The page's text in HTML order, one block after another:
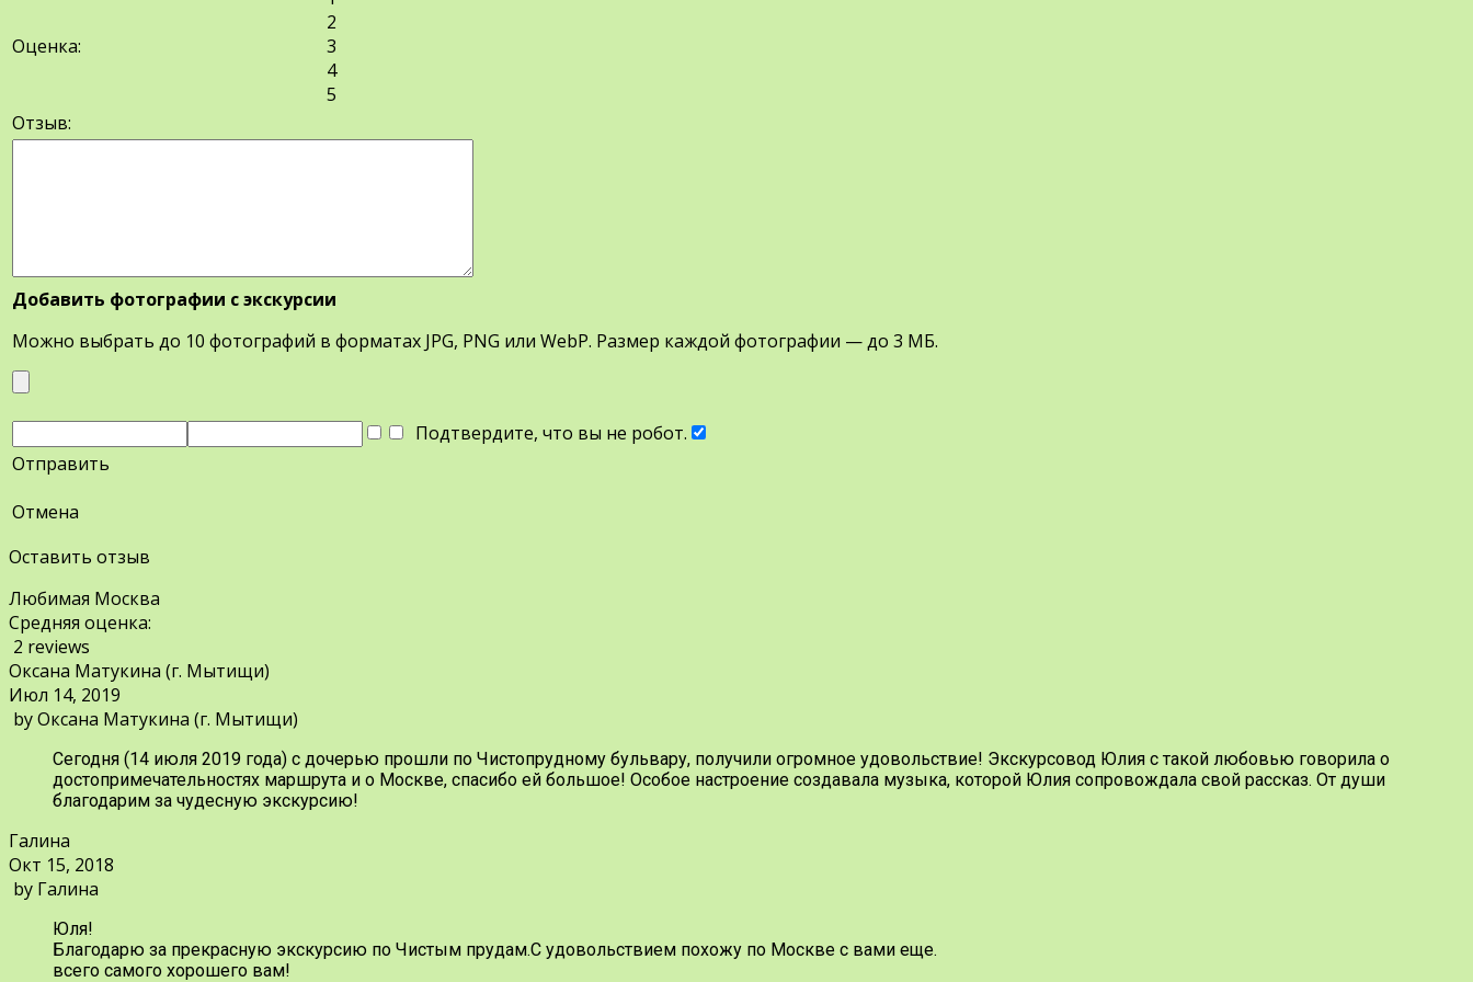
Оценка:
2
3
4
5
Отзыв:
Добавить фотографии с экскурсии
Можно выбрать до 10 фотографий в форматах JPG, PNG или WebP. Размер каждой фотографии — до 3 МБ.
Подтвердите, что вы не робот.
Отправить
Отмена
Оставить отзыв
Любимая Москва
Средняя оценка:
2 reviews
Оксана Матукина (г. Мытищи)
Июл 14, 2019
byОксана Матукина (г. Мытищи)
Сегодня (14 июля 2019 года) с дочерью прошли по Чистопрудному бульвару, получили огромное удовольствие! Экскурсовод Юлия с такой любовью говорила о
достопримечательностях маршрута и о Москве, спасибо ей большое! Особое настроение создавала музыка, которой Юлия сопровождала свой рассказ. От души
благодарим за чудесную экскурсию!
Галина
Окт 15, 2018
by Галина
Юля!
Благодарю за прекрасную экскурсию по Чистым прудам.С удовольствием похожу по Москве с вами еще.
всего самого хорошего вам!